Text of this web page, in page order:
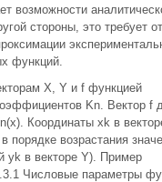
возможности
стороны, это требует от
функций.
X, Y и f функцией
Kn. Вектор f
Координаты xk в
возрастания
yk в векторе Y). Пример
Числовые параметры